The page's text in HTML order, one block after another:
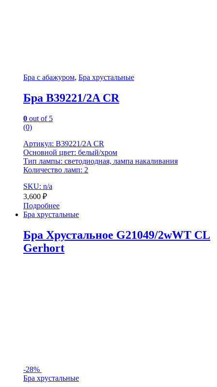
Бра с абажуром, Бра хрустальные
Бра B39221/2A CR
0 out of 5
(0)
Артикул: B39221/2A CR
Основной цвет: белый/хром
Тип лампы: светодиодная, лампа накаливания
Количество ламп: 2
SKU: n/a
3,600 ₽
Подробнее
Бра хрустальные
Бра Хрустальное G21049/2wWT CL
Gerhort
-28%
Бра хрустальные